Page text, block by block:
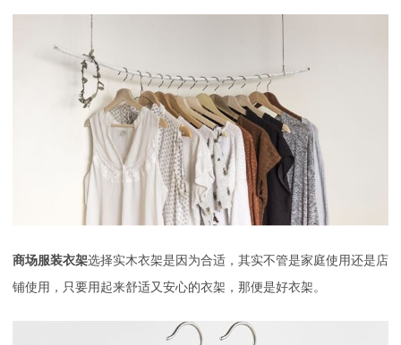
商场服装衣架选择实木衣架是因为合适，其实不管是家庭使用还是店
铺使用，只要用起来舒适又安心的衣架，那便是好衣架。